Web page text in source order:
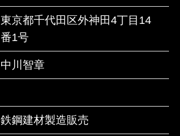
東京都千代田区外神田4丁目14
番1号
中川智章
鉄鋼建材製造販売